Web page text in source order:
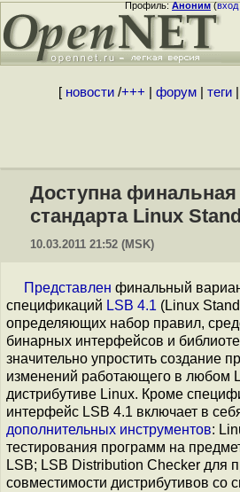
Профиль:Аноним(вход
[ новости/+++ форум| теги|
Доступна финальная
стандарта Linux
10.03.2011 21:52 (MSK)
Представлен финальный
спецификаций LSB 4.1 (Linux
определяющих набор правил,
бинарных интерфейсов и
значительно упростить создание
изменений работающего в любом
дистрибутиве Linux. Кроме
интерфейс LSB 4.1 включает в
дополнительных инструментов:
тестирования программ на
LSB; LSB Distribution Checker для
совместимости дистрибутивов со